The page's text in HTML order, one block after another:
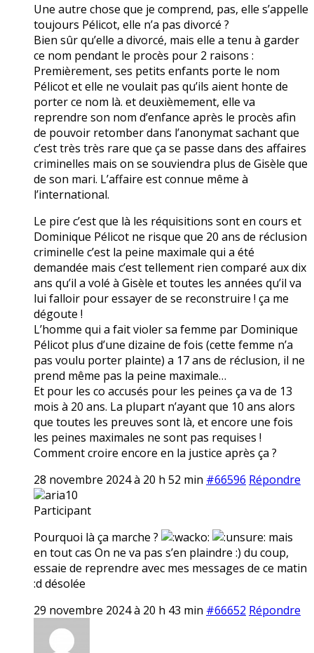
Une autre chose que je comprend, pas, elle s’appelle
toujours Pélicot, elle n’a pas divorcé ?
Bien sûr qu’elle a divorcé, mais elle a tenu à garder
ce nom pendant le procès pour 2 raisons :
Premièrement, ses petits enfants porte le nom
Pélicot et elle ne voulait pas qu’ils aient honte de
porter ce nom là. et deuxièmement, elle va
reprendre son nom d’enfance après le procès afin
de pouvoir retomber dans l’anonymat sachant que
c’est très très rare que ça se passe dans des affaires
criminelles mais on se souviendra plus de Gisèle que
de son mari. L’affaire est connue même à
l’international.
Le pire c’est que là les réquisitions sont en cours et
Dominique Pélicot ne risque que 20 ans de réclusion
criminelle c’est la peine maximale qui a été
demandée mais c’est tellement rien comparé aux dix
ans qu’il a volé à Gisèle et toutes les années qu’il va
lui falloir pour essayer de se reconstruire ! ça me
dégoute !
L’homme qui a fait violer sa femme par Dominique
Pélicot plus d’une dizaine de fois (cette femme n’a
pas voulu porter plainte) a 17 ans de réclusion, il ne
prend même pas la peine maximale…
Et pour les co accusés pour les peines ça va de 13
mois à 20 ans. La plupart n’ayant que 10 ans alors
que toutes les preuves sont là, et encore une fois
les peines maximales ne sont pas requises !
Comment croire encore en la justice après ça ?
28 novembre 2024 à 20 h 52 min #66596 Répondre
aria10
Participant
Pourquoi là ça marche ?
mais
en tout cas On ne va pas s’en plaindre :) du coup,
essaie de reprendre avec mes messages de ce matin
:d désolée
29 novembre 2024 à 20 h 43 min #66652 Répondre